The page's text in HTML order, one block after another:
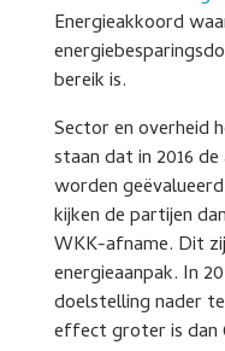
Energieakkoord
bereik is.
Sector en overheid
staan dat in 2016
worden
kijken de partijen
WKK-afname. Dit
energieaanpak. In
doelstelling nader
effect groter is dan